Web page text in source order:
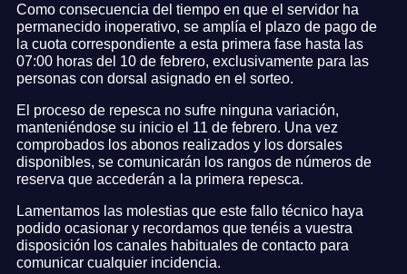
Como consecuencia del tiempo en que el servidor ha
permanecido inoperativo, se amplía el plazo de pago de
la cuota correspondiente a esta primera fase hasta las
07:00 horas del 10 de febrero, exclusivamente para las
personas con dorsal asignado en el sorteo.
El proceso de repesca no sufre ninguna variación,
manteniéndose su inicio el 11 de febrero. Una vez
comprobados los abonos realizados y los dorsales
disponibles, se comunicarán los rangos de números de
reserva que accederán a la primera repesca.
Lamentamos las molestias que este fallo técnico haya
podido ocasionar y recordamos que tenéis a vuestra
disposición los canales habituales de contacto para
comunicar cualquier incidencia.